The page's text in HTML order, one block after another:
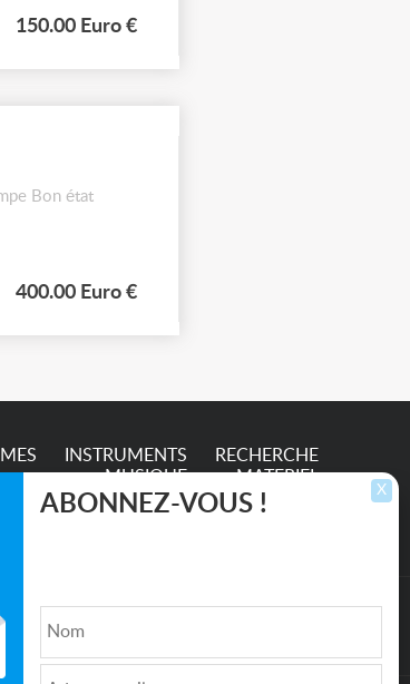
150.00 Euro €
Bon état
400.00 Euro €
INSTRUMENTS
MUSIQUE
RECHERCHE
MATERIEL
X
ABONNEZ-VOUS !